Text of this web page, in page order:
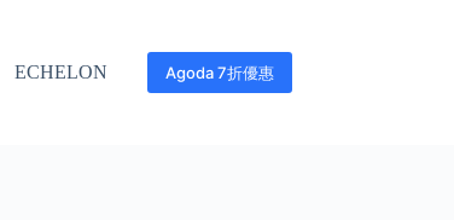
ECHELON Agoda 7折優惠